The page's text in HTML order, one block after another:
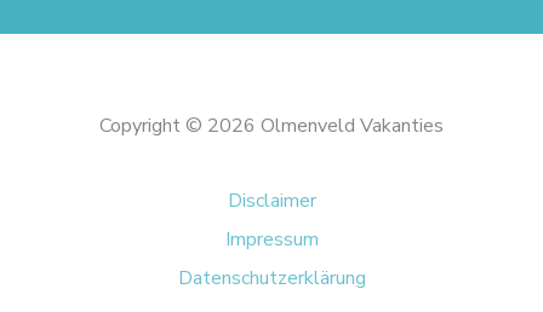
Copyright © 2026 Olmenveld Vakanties
Disclaimer
Impressum
Datenschutzerklärung